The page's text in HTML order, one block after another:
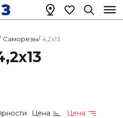
Саморезы/ 4,2х13
Цена Цена